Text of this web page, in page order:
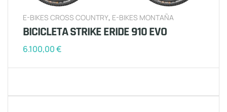
E-BIKES CROSS COUNTRY, E-BIKES MONTAÑA
BICICLETA STRIKE ERIDE 910 EVO
6.100,00€